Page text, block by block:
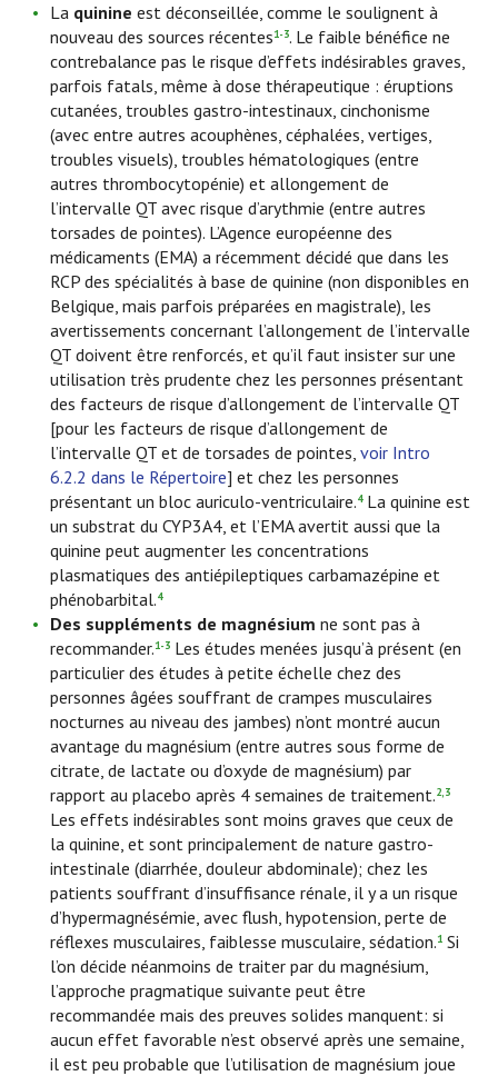
La quinine est déconseillée, comme le soulignent à
nouveau des sources récentes1-3. Le faible bénéfice ne
contrebalance pas le risque d’effets indésirables graves,
parfois fatals, même à dose thérapeutique : éruptions
cutanées, troubles gastro-intestinaux, cinchonisme
(avec entre autres acouphènes, céphalées, vertiges,
troubles visuels), troubles hématologiques (entre
autres thrombocytopénie) et allongement de
l’intervalle QT avec risque d’arythmie (entre autres
torsades de pointes). L’Agence européenne des
médicaments (EMA) a récemment décidé que dans les
RCP des spécialités à base de quinine (non disponibles en
Belgique, mais parfois préparées en magistrale), les
avertissements concernant l’allongement de l’intervalle
QT doivent être renforcés, et qu’il faut insister sur une
utilisation très prudente chez les personnes présentant
des facteurs de risque d’allongement de l’intervalle QT
[pour les facteurs de risque d’allongement de
l’intervalle QT et de torsades de pointes, voir Intro
6.2.2 dans le Répertoire] et chez les personnes
présentant un bloc auriculo-ventriculaire.4La quinine est
un substrat du CYP3A4, et l’EMA avertit aussi que la
quinine peut augmenter les concentrations
plasmatiques des antiépileptiques carbamazépine et
phénobarbital.4
Des suppléments de magnésium ne sont pas à
recommander.1-3 Les études menées jusqu’à présent (en
particulier des études à petite échelle chez des
personnes âgées souffrant de crampes musculaires
nocturnes au niveau des jambes) n’ont montré aucun
avantage du magnésium (entre autres sous forme de
citrate, de lactate ou d’oxyde de magnésium) par
rapport au placebo après 4 semaines de traitement.2,3
Les effets indésirables sont moins graves que ceux de
la quinine, et sont principalement de nature gastro-
intestinale (diarrhée, douleur abdominale); chez les
patients souffrant d’insuffisance rénale, il y a un risque
d’hypermagnésémie, avec flush, hypotension, perte de
réflexes musculaires, faiblesse musculaire, sédation.1 Si
l’on décide néanmoins de traiter par du magnésium,
l’approche pragmatique suivante peut être
recommandée mais des preuves solides manquent: si
aucun effet favorable n’est observé après une semaine,
il est peu probable que l’utilisation de magnésium joue